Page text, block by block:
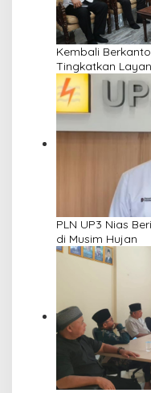
Kembali
Tingkatkan
PLN UP3 Nias
di Musim Hujan